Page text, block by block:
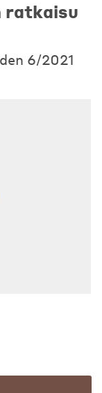
ratkaisu
6/2021